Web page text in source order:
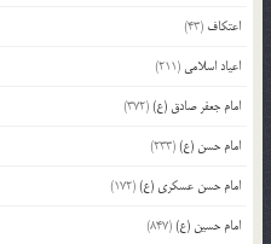
اعتکاف (43)
اعیاد اسلامی (211)
امام جعفر صادق (ع)(372)
امام حسن (ع)(233)
امام حسن عسکری (ع)(172)
امام حسین (ع)(847)